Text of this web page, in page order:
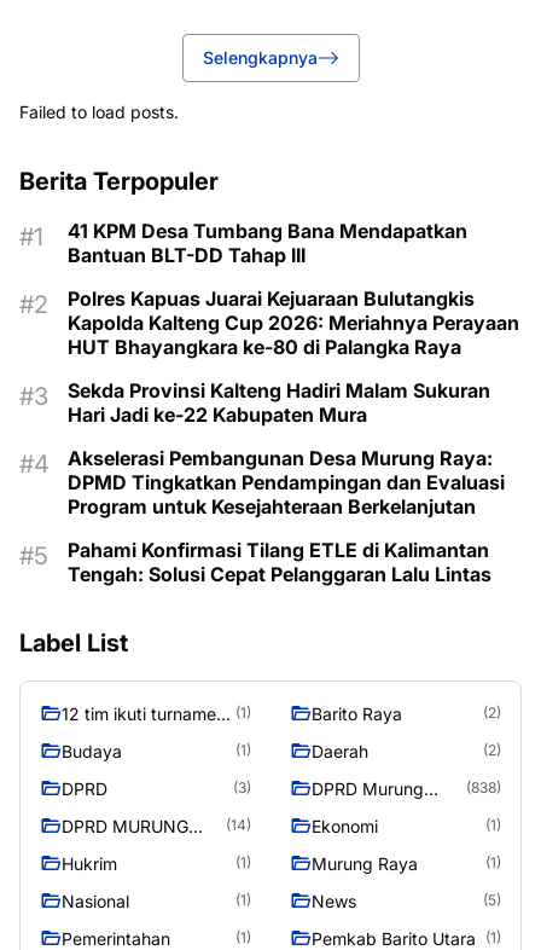
Selengkapnya
Failed to load posts.
Berita Terpopuler
41 KPM Desa Tumbang Bana Mendapatkan
Bantuan BLT-DD Tahap III
Polres Kapuas Juarai Kejuaraan Bulutangkis
Kapolda Kalteng Cup 2026: Meriahnya Perayaan
HUT Bhayangkara ke-80 di Palangka Raya
Sekda Provinsi Kalteng Hadiri Malam Sukuran
Hari Jadi ke-22 Kabupaten Mura
Akselerasi Pembangunan Desa Murung Raya:
DPMD Tingkatkan Pendampingan dan Evaluasi
Program untuk Kesejahteraan Berkelanjutan
Pahami Konfirmasi Tilang ETLE di Kalimantan
Tengah: Solusi Cepat Pelanggaran Lalu Lintas
Label List
12 tim ikuti turnamen
Raya
(1) Barito Raya (2)
Budaya (1) Daerah (2)
DPRD (3)
DPRD Murung
(838)
DPRD MURUNG
(14) Ekonomi (1)
Hukrim (1) Murung Raya (1)
Nasional (1) News (5)
Pemerintahan (1) Pemkab Barito Utara (1)